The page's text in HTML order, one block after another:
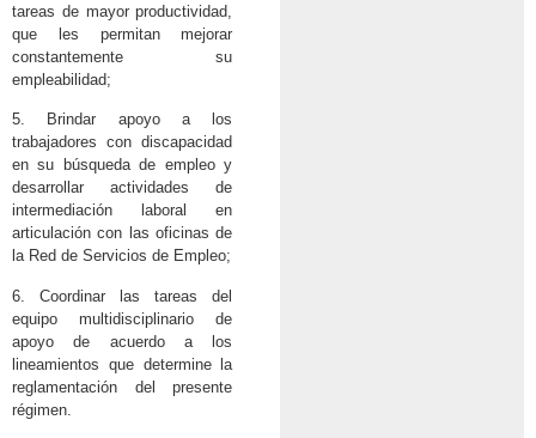
tareas de mayor productividad,
que les permitan mejorar
constantemente su
empleabilidad;
5. Brindar apoyo a los
trabajadores con discapacidad
en su búsqueda de empleo y
desarrollar actividades de
intermediación laboral en
articulación con las oficinas de
la Red de Servicios de Empleo;
6. Coordinar las tareas del
equipo multidisciplinario de
apoyo de acuerdo a los
lineamientos que determine la
reglamentación del presente
régimen.